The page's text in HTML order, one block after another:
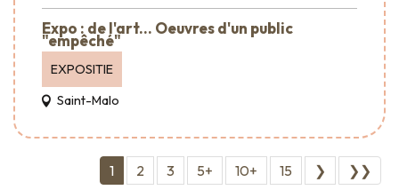
Expo : de l'art... Oeuvres d'un public
"empêché"
EXPOSITIE
Saint-Malo
1 2 3 5+ 10+ 15 ❯ ❯❯